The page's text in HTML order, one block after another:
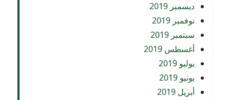
ديسمبر 2019
نوفمبر 2019
سبتمبر 2019
أغسطس 2019
يوليو 2019
يونيو 2019
أبريل 2019